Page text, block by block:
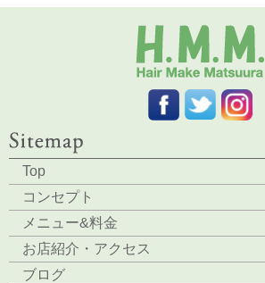
Top
コンセプト
メニュー&料金
お店紹介・アクセス
ブログ